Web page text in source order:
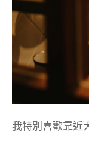
我特別喜歡靠近